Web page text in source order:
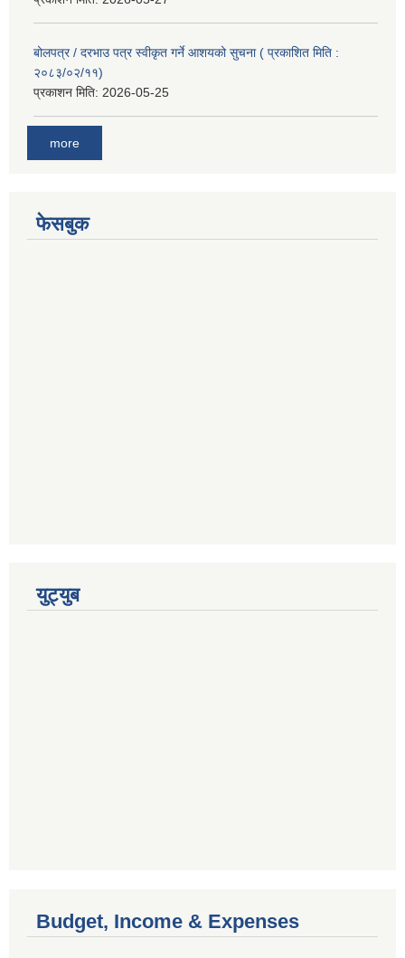
बोलपत्र / दरभाउ पत्र स्वीकृत गर्ने आशयको सुचना ( प्रकाशित मिति :
२०८३/०२/११)
प्रकाशन मिति: 2026-05-25
more
फेसबुक
युट्युब
Budget, Income & Expenses